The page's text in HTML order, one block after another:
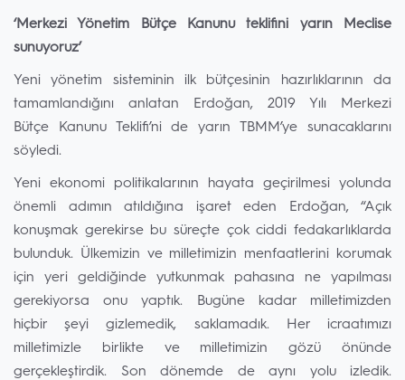
‘Merkezi Yönetim Bütçe Kanunu teklifini yarın Meclise
sunuyoruz’
Yeni yönetim sisteminin ilk bütçesinin hazırlıklarının da
tamamlandığını anlatan Erdoğan, 2019 Yılı Merkezi
Bütçe Kanunu Teklifi’ni de yarın TBMM’ye sunacaklarını
söyledi.
Yeni ekonomi politikalarının hayata geçirilmesi yolunda
önemli adımın atıldığına işaret eden Erdoğan, “Açık
konuşmak gerekirse bu süreçte çok ciddi fedakarlıklarda
bulunduk. Ülkemizin ve milletimizin menfaatlerini korumak
için yeri geldiğinde yutkunmak pahasına ne yapılması
gerekiyorsa onu yaptık. Bugüne kadar milletimizden
hiçbir şeyi gizlemedik, saklamadık. Her icraatımızı
milletimizle birlikte ve milletimizin gözü önünde
gerçekleştirdik. Son dönemde de aynı yolu izledik.